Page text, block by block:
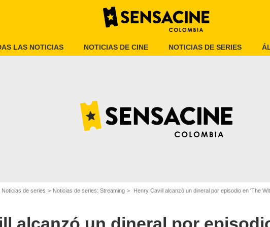
LAS NOTICIAS NOTICIAS DE CINE NOTICIAS DE SERIES
Noticias de series Noticias de series: Streaming Henry Cavill alcanzó un dineral por episodio en 'The